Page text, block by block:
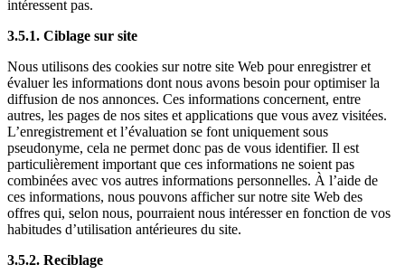
intéressent pas.
3.5.1. Ciblage sur site
Nous utilisons des cookies sur notre site Web pour enregistrer et
évaluer les informations dont nous avons besoin pour optimiser la
diffusion de nos annonces. Ces informations concernent, entre
autres, les pages de nos sites et applications que vous avez visitées.
L’enregistrement et l’évaluation se font uniquement sous
pseudonyme, cela ne permet donc pas de vous identifier. Il est
particulièrement important que ces informations ne soient pas
combinées avec vos autres informations personnelles. À l’aide de
ces informations, nous pouvons afficher sur notre site Web des
offres qui, selon nous, pourraient nous intéresser en fonction de vos
habitudes d’utilisation antérieures du site.
3.5.2. Reciblage